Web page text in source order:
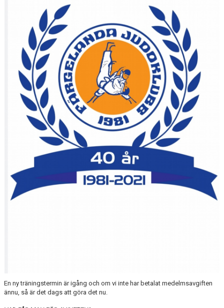
FJK:S YOUTUBE
JAG VILL BÖRJA TRÄNA JUDO
FJK MÖTER FRAMTIDEN
JUDODRAGET 2.0
VI SPONSRAR FJK
INFORMATION KRING TRÄNING OCH COVID-19
En ny träningstermin är igång och om vi inte har betalat medelmsavgiften
ännu, så är det dags att göra det nu.